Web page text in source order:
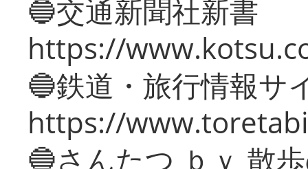
🔵交通新聞社新書
https://
🔵鉄道・旅行情報サ
https://
🔵さんたつ ｂｙ 散